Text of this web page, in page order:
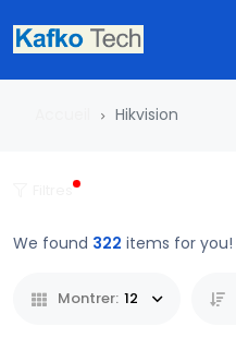
Hikvision
We found 322 items for you!
Montrer: 12